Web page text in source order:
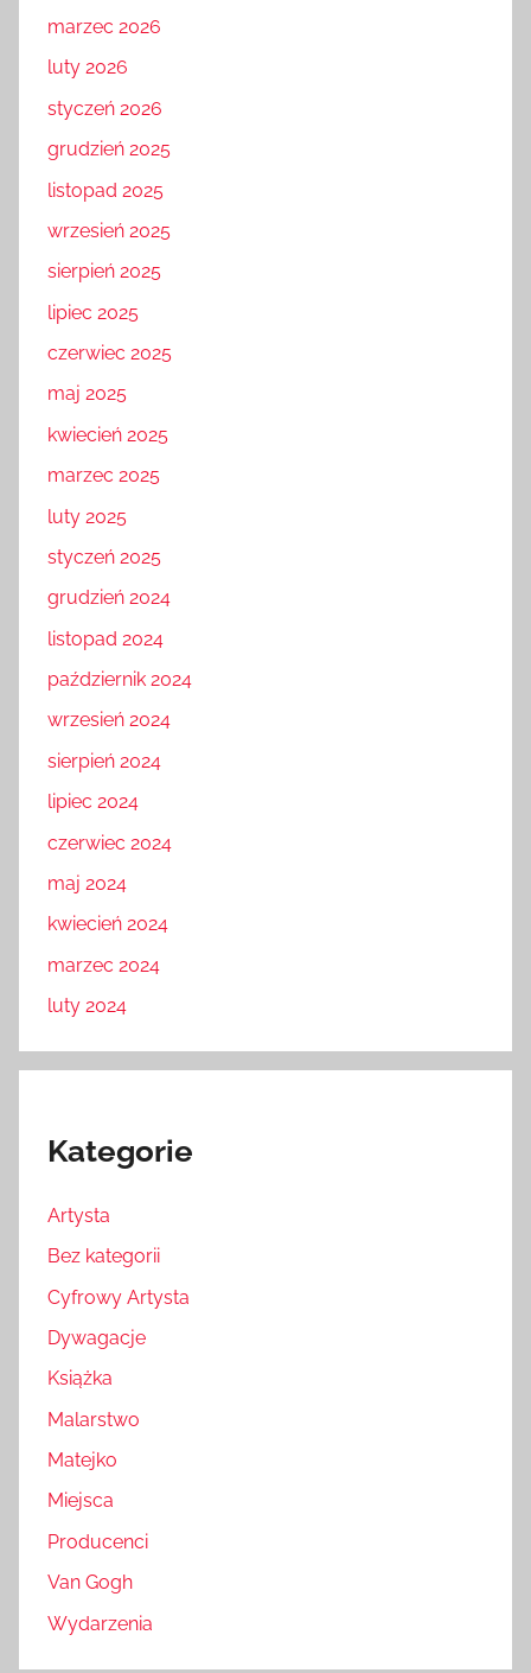
marzec 2026
luty 2026
styczeń 2026
grudzień 2025
listopad 2025
wrzesień 2025
sierpień 2025
lipiec 2025
czerwiec 2025
maj 2025
kwiecień 2025
marzec 2025
luty 2025
styczeń 2025
grudzień 2024
listopad 2024
październik 2024
wrzesień 2024
sierpień 2024
lipiec 2024
czerwiec 2024
maj 2024
kwiecień 2024
marzec 2024
luty 2024
Kategorie
Artysta
Bez kategorii
Cyfrowy Artysta
Dywagacje
Książka
Malarstwo
Matejko
Miejsca
Producenci
Van Gogh
Wydarzenia